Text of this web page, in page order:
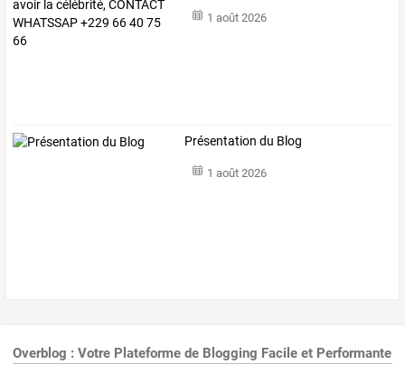
1 août 2026
Présentation du Blog
1 août 2026
Overblog : Votre Plateforme de Blogging Facile et Performante